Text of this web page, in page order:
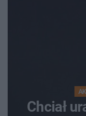
Chciał